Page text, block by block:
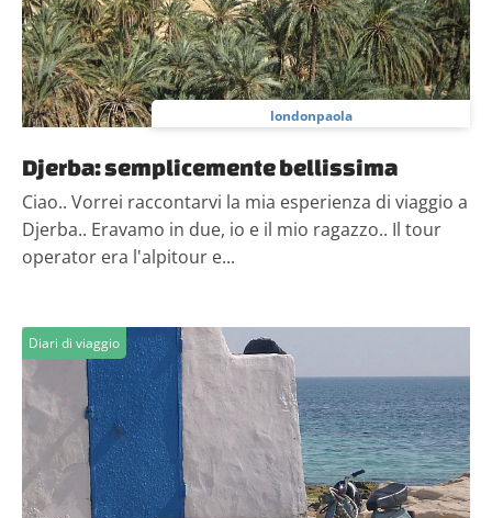
londonpaola
Djerba: semplicemente bellissima
Ciao.. Vorrei raccontarvi la mia esperienza di viaggio a
Djerba.. Eravamo in due, io e il mio ragazzo.. Il tour
operator era l'alpitour e...
Diari di viaggio